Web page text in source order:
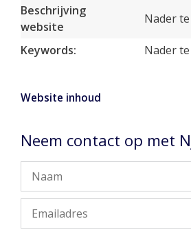
Beschrijving
website
Nader
Keywords: Nader
Website inhoud
Neem contact op met